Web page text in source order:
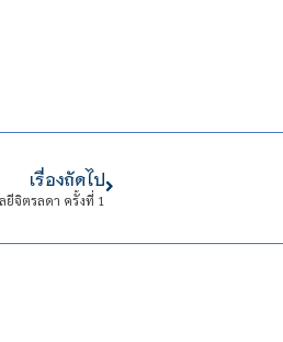
เรื่องถัดไป
จิตรลดา ครั้งที่ 1